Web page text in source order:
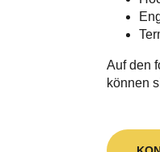
Auf den
können